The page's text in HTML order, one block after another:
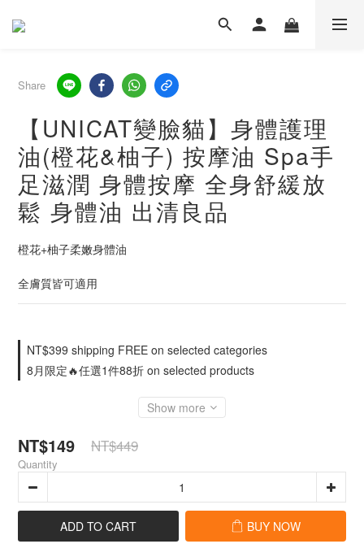
Share
【UNICAT變臉貓】身體護理
油(橙花&柚子) 按摩油 Spa手
足滋潤 身體按摩 全身舒緩放
鬆 身體油 出清良品
橙花+柚子柔嫩身體油
全膚質皆可適用
NT$399 shipping FREE on selected categories
8月限定🔥任選1件88折 on selected products
Show more
NT$149 NT$449
Quantity
ADD TO CART BUY NOW